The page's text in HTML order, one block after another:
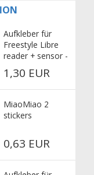
Aufkleber für
Freestyle Libre
reader + sensor -
Penguins
1,30 EUR
MiaoMiao 2
stickers
0,63 EUR